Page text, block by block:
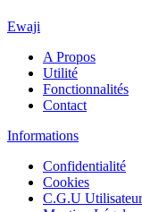
Ewaji
A Propos
Utilité
Fonctionnalités
Contact
Informations
Confidentialité
Cookies
C.G.U